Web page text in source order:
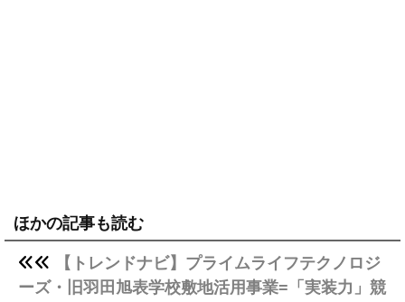
ほかの記事も読む
【トレンドナビ】プライムライフテクノロジ
ーズ・旧羽田旭表学校敷地活用事業=「実装力」競